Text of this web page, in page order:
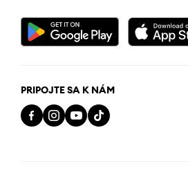
PRIPOJTE SA K NÁM